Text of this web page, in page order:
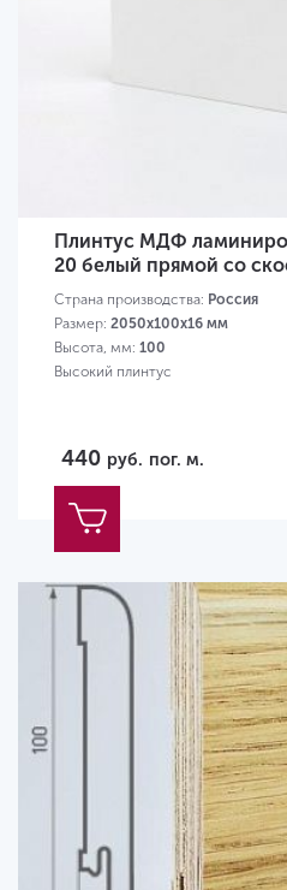
Плинтус МДФ
20 белый прямой со
Страна производства: Россия
Размер: 2050х100х16 мм
Высота, мм: 100
Высокий плинтус
440 руб. пог. м.